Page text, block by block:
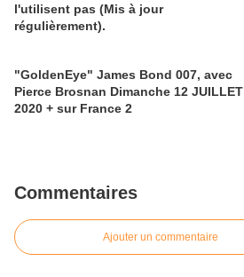
l'utilisent pas (Mis à jour
régulièrement).
"GoldenEye" James Bond 007, avec
Pierce Brosnan Dimanche 12 JUILLET
2020 + sur France 2
Commentaires
Ajouter un commentaire